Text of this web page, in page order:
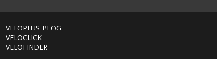
VELOPLUS-BLOG
VELOCLICK
VELOFINDER